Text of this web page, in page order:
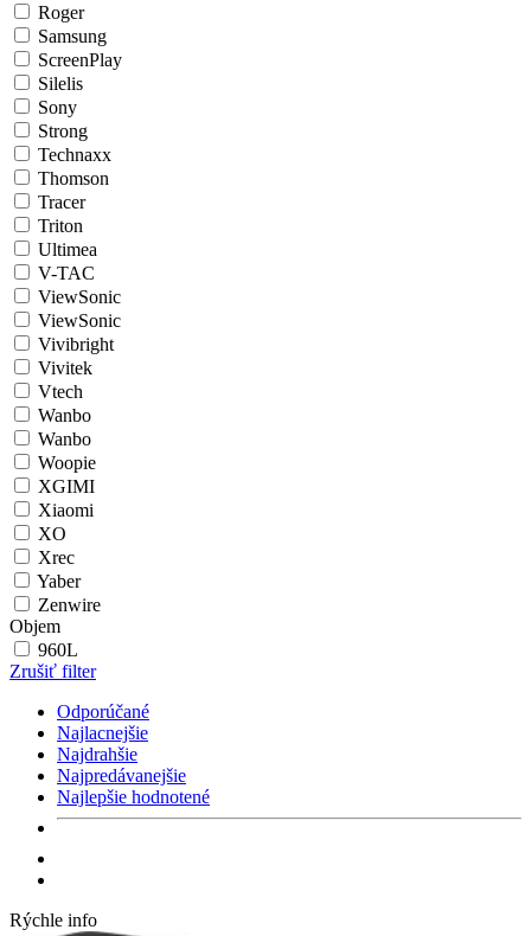
Roger
Samsung
ScreenPlay
Silelis
Sony
Strong
Technaxx
Thomson
Tracer
Triton
Ultimea
V-TAC
ViewSonic
ViewSonic
Vivibright
Vivitek
Vtech
Wanbo
Wanbo
Woopie
XGIMI
Xiaomi
XO
Xrec
Yaber
Zenwire
Objem
960L
Zrušiť filter
Odporúčané
Najlacnejšie
Najdrahšie
Najpredávanejšie
Najlepšie hodnotené
Rýchle info